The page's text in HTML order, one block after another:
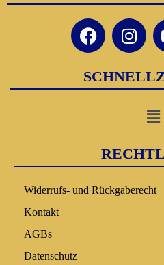
Widerrufs- und Rückgaberecht
Kontakt
AGBs
Datenschutz